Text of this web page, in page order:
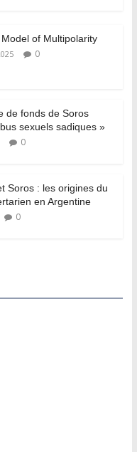
of Multipolarity
0
de fonds de Soros
sexuels sadiques »
0
Soros : les origines du
en Argentine
0